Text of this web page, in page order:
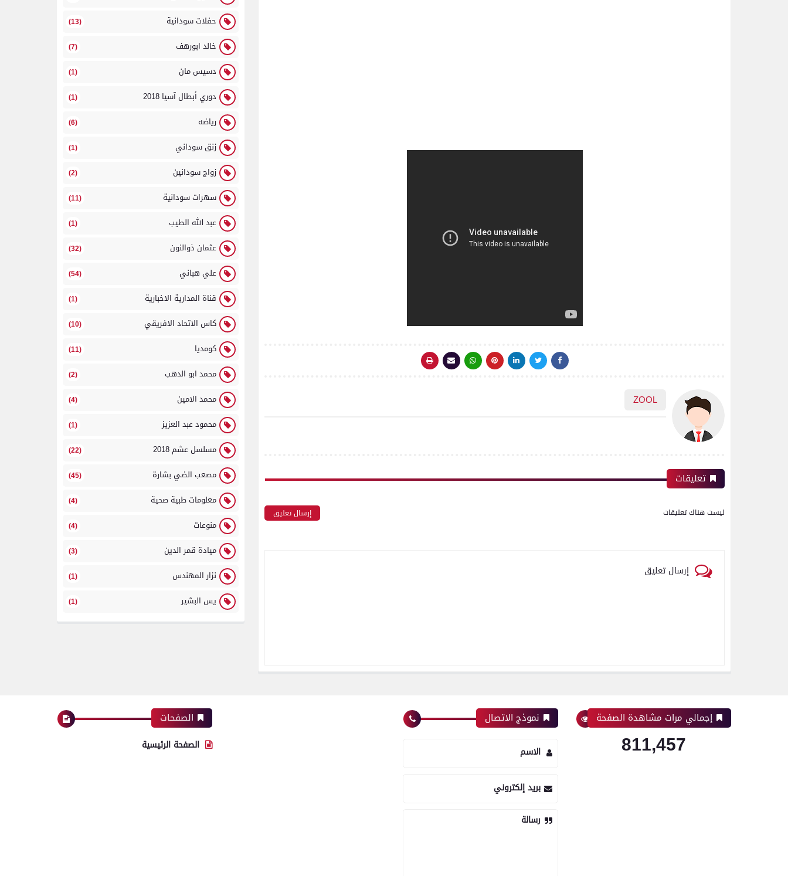
ZOOL
تعليقات
ليست هناك تعليقات إرسال تعليق
إرسال تعليق
حفلات سودانية (13)
خالد ابورهف (7)
دسيس مان (1)
دوري أبطال آسيا 2018 (1)
رياضه (6)
زنق سوداني (1)
زواج سودانين (2)
سهرات سودانية (11)
عبد الله الطيب (1)
عثمان ذوالنون (32)
علي هباني (54)
قناة المدارية الاخبارية (1)
كاس الاتحاد الافريقي (10)
كومديا (11)
محمد ابو الدهب (2)
محمد الامين (4)
محمود عبد العزيز (1)
مسلسل عشم 2018 (22)
مصعب الضي بشارة (45)
معلومات طبية صحية (4)
منوعات (4)
ميادة قمر الدين (3)
نزار المهندس (1)
يس البشير (1)
إجمالي مرات مشاهدة الصفحة
811,457
نموذج الاتصال
الاسم
بريد إلكتروني
رسالة
الصفحات
الصفحة الرئيسية